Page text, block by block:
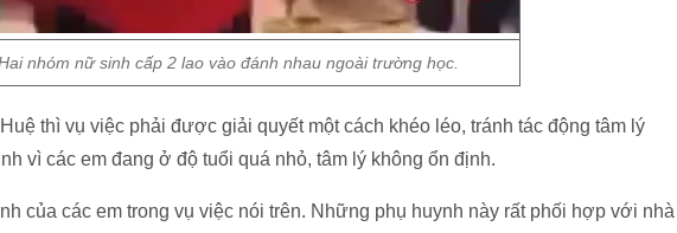
nhóm nữ sinh cấp 2 lao vào đánh nhau ngoài trường học.
thì vụ việc phải được giải quyết một cách khéo léo, tránh tác động tâm lý
vì các em đang ở độ tuổi quá nhỏ, tâm lý không ổn định.
của các em trong vụ việc nói trên. Những phụ huynh này rất phối hợp với nhà